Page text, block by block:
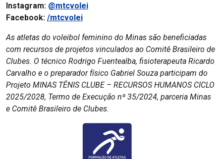
Instagram: @mtcvolei
Facebook: /mtcvolei
As atletas do voleibol feminino do Minas são beneficiadas
com recursos de projetos vinculados ao Comitê Brasileiro de
Clubes. O técnico Rodrigo Fuentealba, fisioterapeuta Ricardo
Carvalho e o preparador físico Gabriel Souza participam do
Projeto MINAS TÊNIS CLUBE – RECURSOS HUMANOS CICLO
2025/2028, Termo de Execução nº 35/2024, parceria Minas
e Comitê Brasileiro de Clubes.